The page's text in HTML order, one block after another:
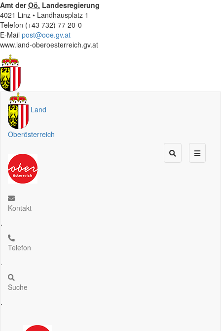
Amt derOö. Landesregierung
4021 Linz • Landhausplatz 1
Telefon (+43 732) 77 20-0
E-Mail post@ooe.gv.at
www.land-oberoesterreich.gv.at
Land
Oberösterreich
Kontakt
.
Telefon
.
Suche
.